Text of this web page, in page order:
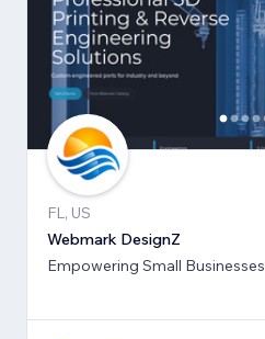
FL, US
Webmark DesignZ
Empowering Small Businesses